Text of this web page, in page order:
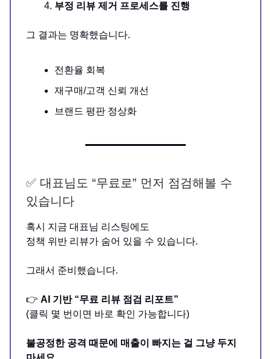
부정 리뷰 제거 프로세스를 진행
그 결과는 명확했습니다.
전환율 회복
재구매/고객 신뢰 개선
브랜드 평판 정상화
✅ 대표님도 “무료로” 먼저 점검해볼 수
있습니다
혹시 지금 대표님 리스팅에도
정책 위반 리뷰가 숨어 있을 수 있습니다.
그래서 준비했습니다.
👉 AI 기반 “무료 리뷰 점검 리포트”
(클릭 몇 번이면 바로 확인 가능합니다)
불공정한 공격 때문에 매출이 빠지는 걸 그냥 두지